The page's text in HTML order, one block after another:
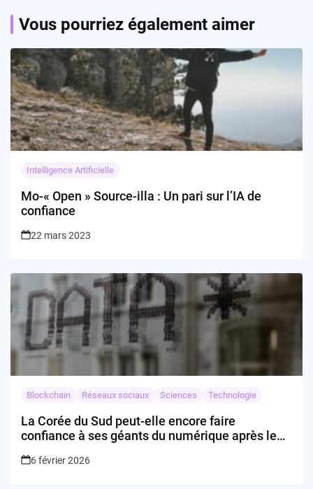
Vous pourriez également aimer
Intelligence Artificielle
Mo-« Open » Source-illa : Un pari sur l’IA de
confiance
22 mars 2023
Blockchain Réseaux sociaux Sciences Technologie
La Corée du Sud peut-elle encore faire
confiance à ses géants du numérique après le
6 février 2026